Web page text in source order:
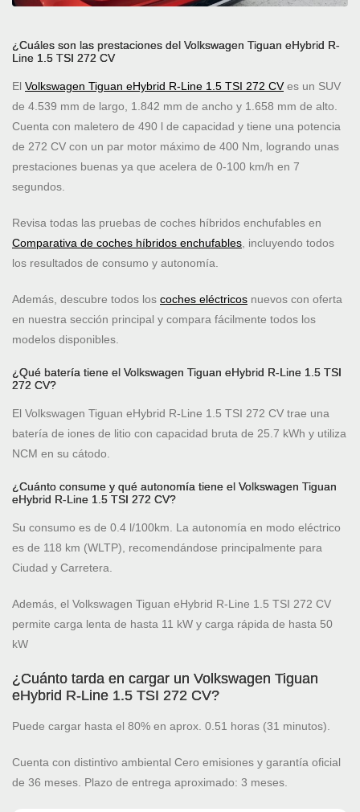
¿Cuáles son las prestaciones del Volkswagen Tiguan eHybrid R-
Line 1.5 TSI 272 CV
El Volkswagen Tiguan eHybrid R-Line 1.5 TSI 272 CVes un SUV
de 4.539 mm de largo, 1.842 mm de ancho y 1.658 mm de alto.
Cuenta con maletero de 490 l de capacidad y tiene una potencia
de 272 CV con un par motor máximo de 400 Nm, logrando unas
prestaciones buenas ya que acelera de 0-100 km/h en 7
segundos.
Revisa todas las pruebas de coches híbridos enchufables en
Comparativa de coches híbridos enchufables, incluyendo todos
los resultados de consumo y autonomía.
Además, descubre todos los coches eléctricos nuevos con oferta
en nuestra sección principal y compara fácilmente todos los
modelos disponibles.
¿Qué batería tiene el Volkswagen Tiguan eHybrid R-Line 1.5 TSI
272 CV?
El Volkswagen Tiguan eHybrid R-Line 1.5 TSI 272 CV trae una
batería de iones de litio con capacidad bruta de 25.7 kWh y utiliza
NCM en su cátodo.
¿Cuánto consume y qué autonomía tiene el Volkswagen Tiguan
eHybrid R-Line 1.5 TSI 272 CV?
Su consumo es de 0.4 l/100km. La autonomía en modo eléctrico
es de 118 km (WLTP), recomendándose principalmente para
Ciudad y Carretera.
Además, el Volkswagen Tiguan eHybrid R-Line 1.5 TSI 272 CV
permite carga lenta de hasta 11 kW y carga rápida de hasta 50
kW
¿Cuánto tarda en cargar un Volkswagen Tiguan
eHybrid R-Line 1.5 TSI 272 CV?
Puede cargar hasta el 80% en aprox. 0.51 horas (31 minutos).
Cuenta con distintivo ambiental Cero emisiones y garantía oficial
de 36 meses. Plazo de entrega aproximado: 3 meses.